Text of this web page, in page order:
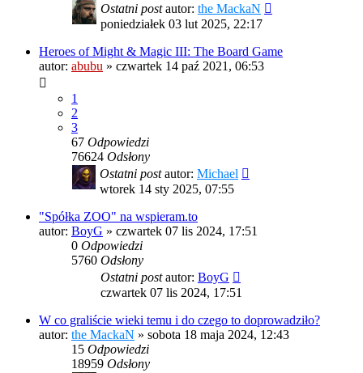
Ostatni postautor: the MackaN
poniedziałek 03 lut 2025, 22:17
Heroes of Might & Magic III: The Board Game
autor: abubu » czwartek 14 paź 2021, 06:53
1
2
3
67 Odpowiedzi
76624 Odsłony
Ostatni postautor: Michael
wtorek 14 sty 2025, 07:55
"Spółka ZOO" na wspieram.to
autor: BoyG » czwartek 07 lis 2024, 17:51
0 Odpowiedzi
5760 Odsłony
Ostatni postautor: BoyG
czwartek 07 lis 2024, 17:51
W co graliście wieki temu i do czego to doprowadziło?
autor: the MackaN » sobota 18 maja 2024, 12:43
15 Odpowiedzi
18959 Odsłony